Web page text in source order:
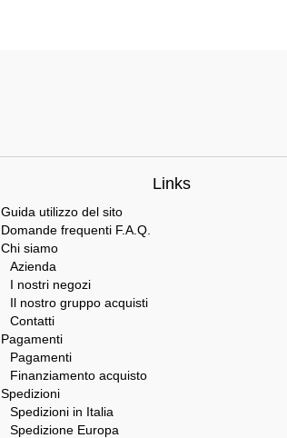
Links
Guida utilizzo del sito
Domande frequenti F.A.Q.
Chi siamo
Azienda
I nostri negozi
Il nostro gruppo acquisti
Contatti
Pagamenti
Pagamenti
Finanziamento acquisto
Spedizioni
Spedizioni in Italia
Spedizione Europa